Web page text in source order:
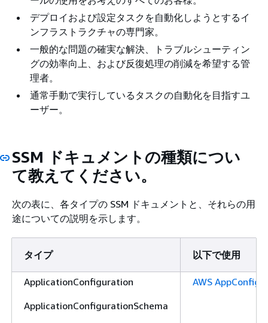
デプロイおよび設定タスクを自動化しようとするイ
ンフラストラクチャの専門家。
一般的な問題の確実な解決、トラブルシューティン
グの効率向上、および反復処理の削減を希望する管
理者。
通常手動で実行しているタスクの自動化を目指すユ
ーザー。
SSM ドキュメントの種類につい
て教えてください。
次の表に、各タイプの SSM ドキュメントと、それらの用
途についての説明を示します。
タイプ 以下で使用
ApplicationConfiguration
ApplicationConfigurationSchema
AWS AppConfig